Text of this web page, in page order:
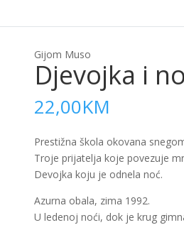
Gijom Muso
Djevojka i
22,00KM
Prestižna škola okovana
Troje prijatelja koje povezuje
Devojka koju je odnela noć.
Azurna obala, zima 1992.
U ledenoj noći, dok je krug